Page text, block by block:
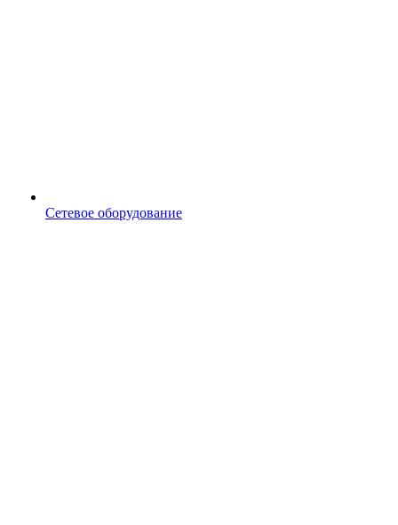
Сетевое оборудование